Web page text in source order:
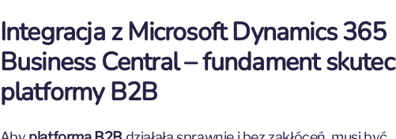
Integracja z Microsoft Dynamics 365
Business Central – fundament
platformy B2B